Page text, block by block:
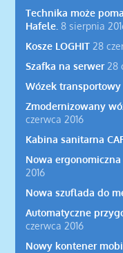
Technika może
Hafele. 8 sierpnia
Kosze LOGHIT 28
Szafka na serwer 28
Wózek transportowy
Zmodernizowany
czerwca 2016
Kabina sanitarna
Nowa
2016
Nowa szuflada do
Automatyczne
czerwca 2016
Nowy kontener